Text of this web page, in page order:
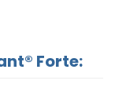
Forte: